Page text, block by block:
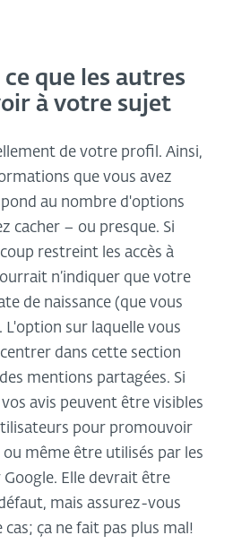
que les autres
à votre sujet
de votre profil. Ainsi,
que vous avez
au nombre d'options
cacher – ou presque. Si
restreint les accès à
n’indiquer que votre
de naissance (que vous
L'option sur laquelle vous
dans cette section
mentions partagées. Si
avis peuvent être visibles
pour promouvoir
même être utilisés par les
Elle devrait être
mais assurez-vous
cas; ça ne fait pas plus mal!